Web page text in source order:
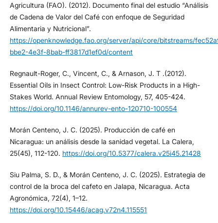
Agricultura (FAO). (2012). Documento final del estudio “Análisis
de Cadena de Valor del Café con enfoque de Seguridad
Alimentaria y Nutricional”.
https://openknowledge.fao.org/server/api/core/bitstreams/
bbe2-4e3f-8bab-ff3817d1ef0d/content
Regnault-Roger, C., Vincent, C., & Arnason, J. T .(2012).
Essential Oils in Insect Control: Low-Risk Products in a High-
Stakes World. Annual Review Entomology, 57, 405-424.
https://doi.org/10.1146/annurev-ento-120710-100554
Morán Centeno, J. C. (2025). Producción de café en
Nicaragua: un análisis desde la sanidad vegetal. La Calera,
25(45), 112-120. https://doi.org/10.5377/calera.v25i45.21428
Siu Palma, S. D., & Morán Centeno, J. C. (2025). Estrategia de
control de la broca del cafeto en Jalapa, Nicaragua. Acta
Agronómica, 72(4), 1–12.
https://doi.org/10.15446/acag.v72n4.115551